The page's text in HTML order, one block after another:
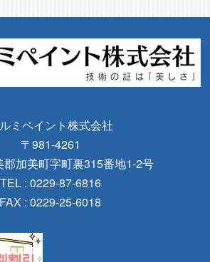
ミペイント株式会社
〒981-4261
郡加美町字町裏315番地1-2号
TEL : 0229-87-6816
FAX : 0229-25-6018